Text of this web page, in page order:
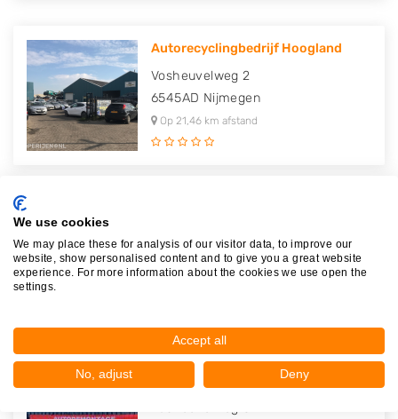
Autorecyclingbedrijf Hoogland
Vosheuvelweg 2
6545AD Nijmegen
Op 21,46 km afstand
Vosheuvelweg 1
6545AD Nijmegen
Autodemontage Kanaaldijk Nijmeg..
We use cookies
We may place these for analysis of our visitor data, to improve our
website, show personalised content and to give you a great website
experience. For more information about the cookies we use open the
settings.
Accept all
No, adjust Deny